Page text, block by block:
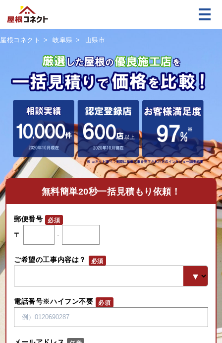
屋根コネクト 岐阜県 山県市
無料簡単20秒一括見積もり依頼！
郵便番号
〒
-
ご希望の工事内容は？
電話番号※ハイフン不要